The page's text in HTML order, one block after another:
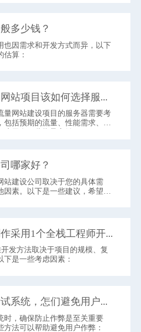
多少钱？
也因需求和开发方式而异，以下
估算：
量网站建设项目的服务器需要考
包括预期的流量、性能需求、可
哪家好？
站建设公司​取决于您的具体需
因素。以下是一些建议，希望能
发方法取决于项目的规模、复
下是一些考虑因素：
时，确保防止作弊是至关重要
方法可以帮助避免用户作弊：